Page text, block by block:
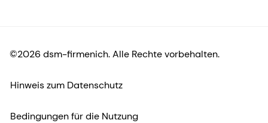
©2026 dsm-firmenich. Alle Rechte vorbehalten.
Hinweis zum Datenschutz
Bedingungen für die Nutzung